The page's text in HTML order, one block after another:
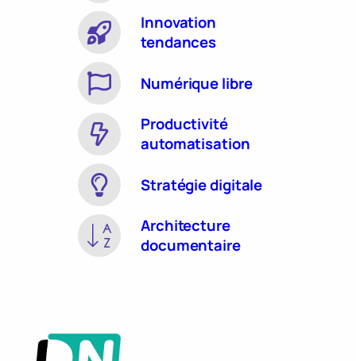
Innovation
tendances
Numérique libre
Productivité
automatisation
Stratégie digitale
Architecture
documentaire